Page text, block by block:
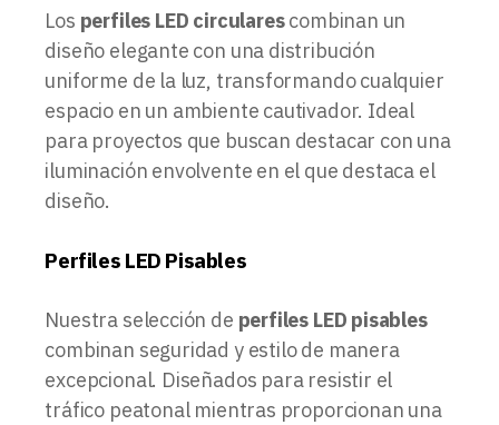
Los perfiles LED circularescombinan un
diseño elegante con una distribución
uniforme de la luz, transformando cualquier
espacio en un ambiente cautivador. Ideal
para proyectos que buscan destacar con una
iluminación envolvente en el que destaca el
diseño.
Perfiles LED Pisables
Nuestra selección de perfiles LED pisables
combinan seguridad y estilo de manera
excepcional. Diseñados para resistir el
tráfico peatonal mientras proporcionan una